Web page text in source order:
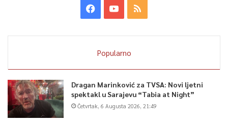
Popularno
Dragan Marinković za TVSA: Novi ljetni
spektakl u Sarajevu “Tabia at Night”
Četvrtak, 6 Augusta 2026, 21:49